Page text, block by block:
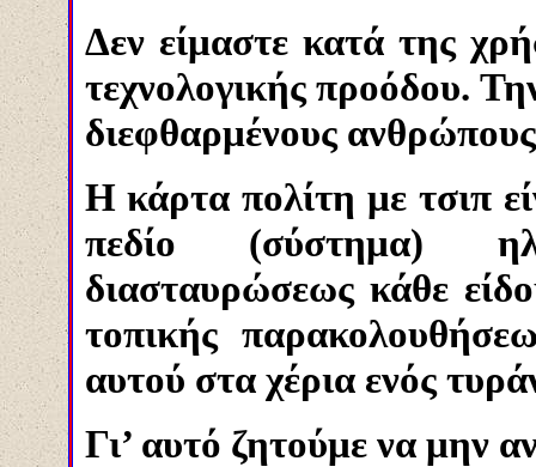
Δεν είμαστε κατά της
τεχνολογικής προόδου.
διεφθαρμένους
Η κάρτα πολίτη με τσιπ
πεδίο (σύστημα)
διασταυρώσεως κάθε
τοπικής
αυτού στα χέρια ενός
Γι’ αυτό ζητούμε να μην